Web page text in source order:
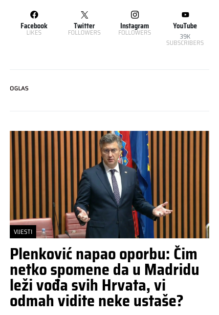
Facebook
LIKES
Twitter
FOLLOWERS
Instagram
FOLLOWERS
YouTube
39K
SUBSCRIBERS
OGLAS
VIJESTI
Plenković napao oporbu: Čim
netko spomene da u Madridu
leži vođa svih Hrvata, vi
odmah vidite neke ustaše?